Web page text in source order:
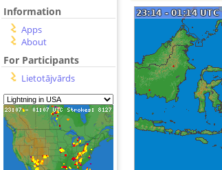
Information
Apps
About
For Participants
Lietotājvārds